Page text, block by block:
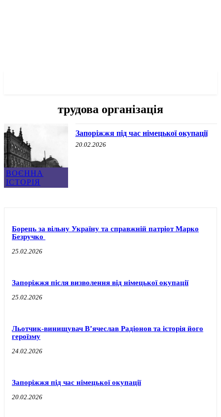
трудова організація
ВОЄННА
ІСТОРІЯ
Запоріжжя під час німецької окупації
20.02.2026
Борець за вільну Україну та справжній патріот Марко
Безручко
25.02.2026
Запоріжжя після визволення від німецької окупації
25.02.2026
Льотчик-винищувач В’ячеслав Радіонов та історія його
героїзму
24.02.2026
Запоріжжя під час німецької окупації
20.02.2026